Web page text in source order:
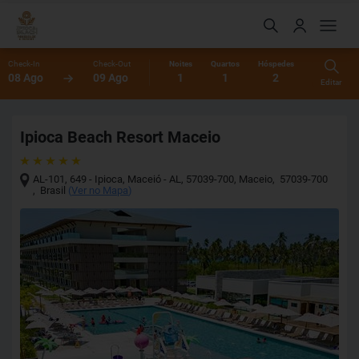
Check-In
08 Ago
Check-Out
09 Ago
Noites
1
Quartos
1
Hóspedes
2 Editar
Ipioca Beach Resort Maceio
AL-101, 649 - Ipioca, Maceió - AL, 57039-700, Maceio, 57039-700
, Brasil (Ver no Mapa)